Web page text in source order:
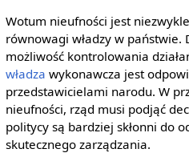
Wotum nieufności jest
równowagi władzy w
możliwość kontrolowania
władza wykonawcza jest
przedstawicielami narodu. W
nieufności, rząd musi podjąć
politycy są bardziej skłonni do
skutecznego zarządzania.